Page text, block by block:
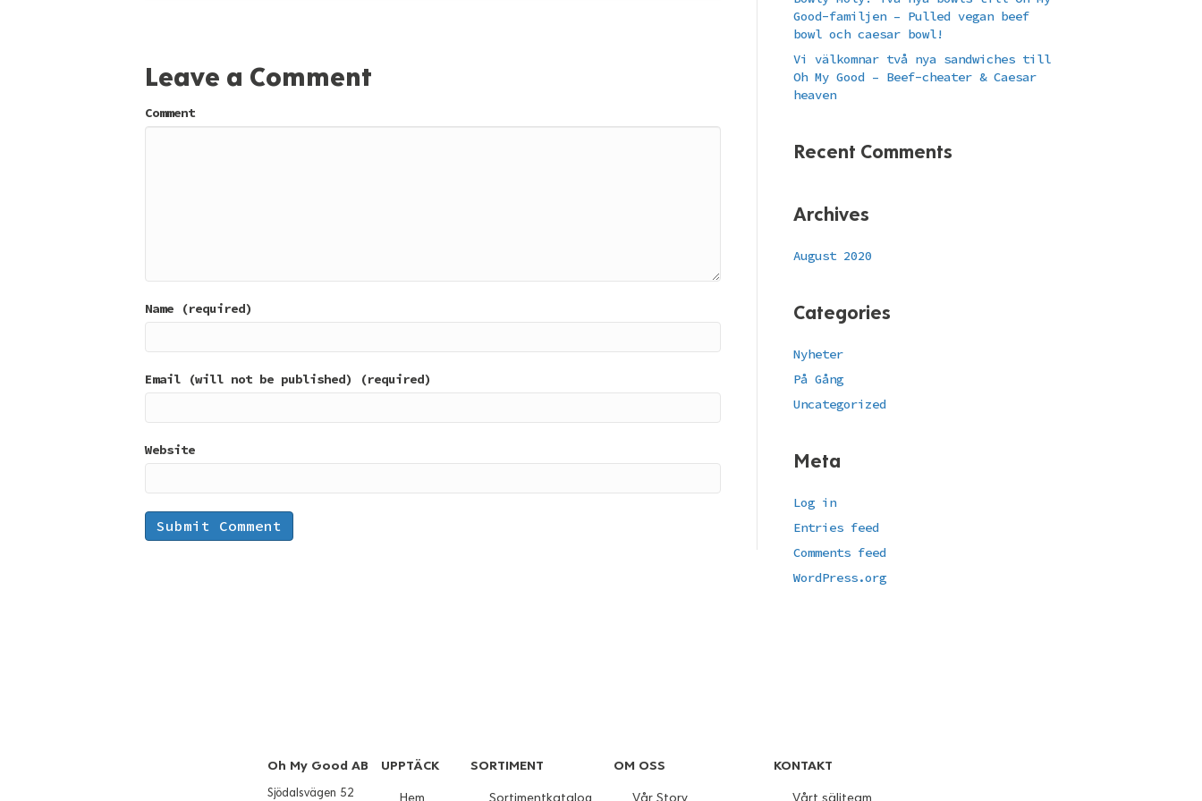
Leave a Comment
Comment
Name (required)
Email (will not be published) (required)
Website
Good-familjen – Pulled vegan beef
bowl och caesar bowl!
Vi välkomnar två nya sandwiches till
Oh My Good – Beef-cheater & Caesar
heaven
Recent Comments
Archives
August 2020
Categories
Nyheter
På Gång
Uncategorized
Meta
Log in
Entries feed
Comments feed
WordPress.org
Oh My Good AB
Sjödalsvägen 52
UPPTÄCK
Hem
SORTIMENT
Sortimentkatalog
OM OSS
Vår Story
KONTAKT
Vårt säljteam